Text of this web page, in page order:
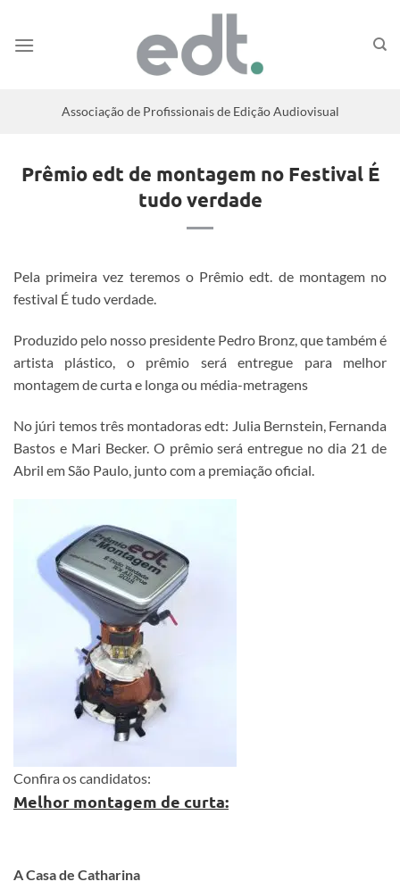
Associação de Profissionais de Edição Audiovisual
Prêmio edt de montagem no Festival É
tudo verdade
Pela primeira vez teremos o Prêmio edt. de montagem no
festival É tudo verdade.
Produzido pelo nosso presidente Pedro Bronz, que também é
artista plástico, o prêmio será entregue para melhor
montagem de curta e longa ou média-metragens
No júri temos três montadoras edt: Julia Bernstein, Fernanda
Bastos e Mari Becker. O prêmio será entregue no dia 21 de
Abril em São Paulo, junto com a premiação oficial.
Confira os candidatos:
Melhor montagem de curta:
A Casa de Catharina